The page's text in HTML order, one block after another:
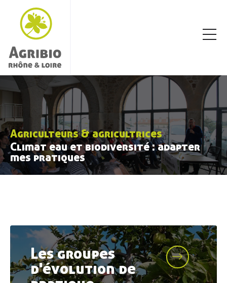
Agriculteurs & agricultrices
Climat eau et biodiversité : adapter
mes pratiques
Les groupes
d'évolution de